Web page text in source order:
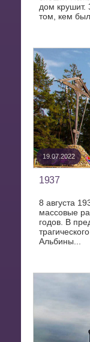
дом крушит.
том, кем
19.07.2022
1937
8 августа
массовые
годов. В
Альбины...